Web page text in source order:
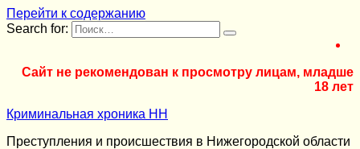
Перейти к содержанию
Search for:
Сайт не рекомендован к просмотру лицам, младше
18 лет
Криминальная хроника НН
Преступления и происшествия в Нижегородской области